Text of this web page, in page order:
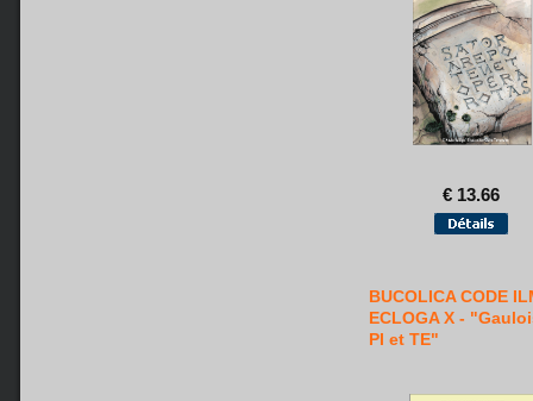
€ 13.66
BUCOLICA CODE
ECLOGA X -
PI et TE"